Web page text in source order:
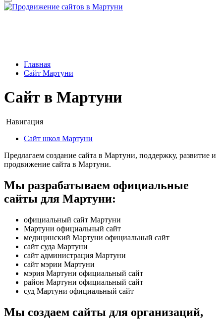
Главная
Сайт Мартуни
Сайт в Мартуни
Навигация
Сайт школ Мартуни
Предлагаем создание сайта в Мартуни, поддержку, развитие и
продвижение сайта в Мартуни.
Мы разрабатываем официальные
сайты для Мартуни:
официальный сайт Мартуни
Мартуни официальный сайт
медицинский Мартуни официальный сайт
сайт суда Мартуни
сайт администрация Мартуни
сайт мэрии Мартуни
мэрия Мартуни официальный сайт
район Мартуни официальный сайт
суд Мартуни официальный сайт
Мы создаем сайты для организаций,